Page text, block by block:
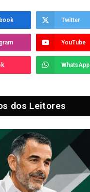
Twitter
YouTube
WhatsApp
dos Leitores